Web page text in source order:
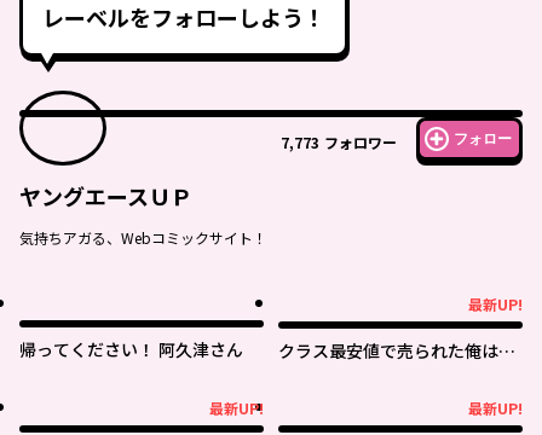
レーベルをフォローしよう！
7,773 フォロワー フォロー
ヤングエースＵＰ
気持ちアガる、Webコミックサイト！
帰ってください！ 阿久津さん
最新UP!
クラス最安値で売られた俺は、
最新UP! 最新UP!